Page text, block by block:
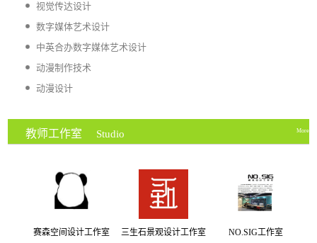
视觉传达设计
数字媒体艺术设计
中英合办数字媒体艺术设计
动漫制作技术
动漫设计
教师工作室 Studio More
赛森空间设计工作室 三生石景观设计工作室 NO.SIG工作室